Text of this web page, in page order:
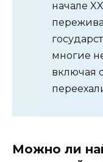
начале
многие
включая
Можно ли